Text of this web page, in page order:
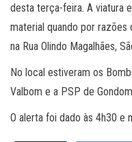
desta terça-feira. A viatura
material quando por
na Rua Olindo Magalhães,
No local estiveram os
Valbom e a PSP de
O alerta foi dado às 4h30 e